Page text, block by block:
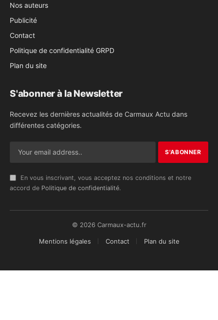
Nos auteurs
Publicité
Contact
Politique de confidentialité GRPD
Plan du site
S'abonner à la Newsletter
Recevez les dernières actualités de Carmaux Actu dans
différentes catégories.
En vous inscrivant, vous acceptez nos conditions et notre
accord de Politique de confidentialité.
© 2026 Carmaux-actu.fr
Mentions légales Contact Plan du site